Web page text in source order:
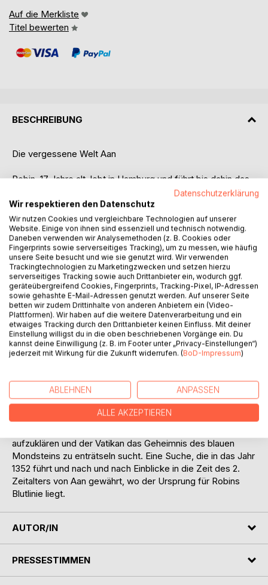
Auf die Merkliste
Titel bewerten
BESCHREIBUNG
Die vergessene Welt Aan
Robin, 17 Jahre alt, lebt in Hamburg und führt bis dahin das
Leben eines ganz normalen Jugendlichen. Als er auf dem
Nachhauseweg von der Schule angefahren wird, verändert
dieses Ereignis sein ganzes Leben. Er erwacht in der Welt
Aan, wo er fortan um sein Leben kämpfen muss. Prinzessin
Eleon von Aan, die durch Robin gerettet wird, führt ihn in
das Große Haus des Königreiches Mittellande ein. Am Hof
merkt Robin schnell, dass nichts so ist, wie es zu sein
scheint. Intrigen und Verrat stehen dem jungen Glück von
Beginn an im Weg, während der große Krieg um den Thron
von Aan und dessen Geheimnis beginnt. Zugleich
erwachen die Feen des Lichts und der Dunkelheit, die die
Menschen vergessen und nur aus Erzählungen längst
vergangener Zeiten kennen. Mit Robins Erscheinen ist der
letzte Erbe einer uralten Dynastie, deren Thron seit
Welt der Magie, Menschen und Feen.
Die vergessene Welt Aan ist das erste Werk um Robin und
Eleon. Es entführt den Leser in die Welt von Aan, während
aufzuklären und der Vatikan das Geheimnis des blauen
Mondsteins zu enträtseln sucht. Eine Suche, die in das Jahr
1352 führt und nach und nach Einblicke in die Zeit des 2.
Zeitalters von Aan gewährt, wo der Ursprung für Robins
Blutlinie liegt.
AUTOR/IN
PRESSESTIMMEN
Datenschutzerklärung
Wir respektieren den Datenschutz
Wir nutzen Cookies und vergleichbare Technologien auf unserer
Website. Einige von ihnen sind essenziell und technisch notwendig.
Daneben verwenden wir Analysemethoden (z. B. Cookies oder
Fingerprints sowie serverseitiges Tracking), um zu messen, wie häufig
unsere Seite besucht und wie sie genutzt wird. Wir verwenden
Trackingtechnologien zu Marketingzwecken und setzen hierzu
serverseitiges Tracking sowie auch Drittanbieter ein, wodurch ggf.
geräteübergreifend Cookies, Fingerprints, Tracking-Pixel, IP-Adressen
sowie gehashte E-Mail-Adressen genutzt werden. Auf unserer Seite
betten wir zudem Drittinhalte von anderen Anbietern ein (Video-
Plattformen). Wir haben auf die weitere Datenverarbeitung und ein
etwaiges Tracking durch den Drittanbieter keinen Einfluss. Mit deiner
Einstellung willigst du in die oben beschriebenen Vorgänge ein. Du
kannst deine Einwilligung (z. B. im Footer unter „Privacy-Einstellungen“)
jederzeit mit Wirkung für die Zukunft widerrufen. (BoD-Impressum)
ABLEHNEN ANPASSEN
ALLE AKZEPTIEREN